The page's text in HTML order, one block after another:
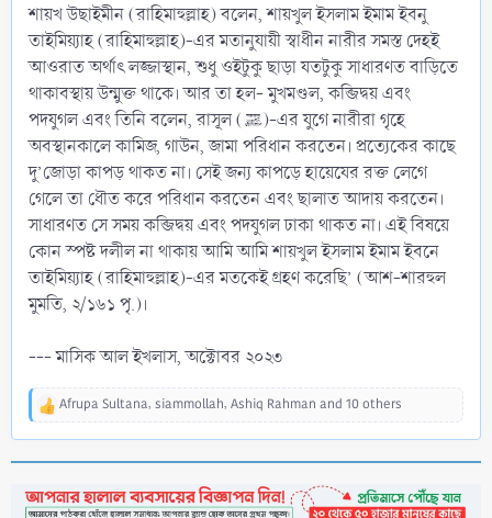
শায়খ উছাইমীন (রাহিমাহুল্লাহ) বলেন, শায়খুল ইসলাম ইমাম ইবনু
তাইমিয়্যাহ (রাহিমাহুল্লাহ)-এর মতানুযায়ী স্বাধীন নারীর সমস্ত দেহই
আওরাত অর্থাৎ লজ্জাস্থান, শুধু ওইটুকু ছাড়া যতটুকু সাধারণত বাড়িতে
থাকাবস্থায় উন্মুক্ত থাকে। আর তা হল- মুখমণ্ডল, কব্জিদ্বয় এবং
পদযুগল এবং তিনি বলেন, রাসূল (ﷺ)-এর যুগে নারীরা গৃহে
অবস্থানকালে কামিজ, গাউন, জামা পরিধান করতেন। প্রত্যেকের কাছে
দু’জোড়া কাপড় থাকত না। সেই জন্য কাপড়ে হায়েযের রক্ত লেগে
গেলে তা ধৌত করে পরিধান করতেন এবং ছালাত আদায় করতেন।
সাধারণত সে সময় কব্জিদ্বয় এবং পদযুগল ঢাকা থাকত না। এই বিষয়ে
কোন স্পষ্ট দলীল না থাকায় আমি আমি শায়খুল ইসলাম ইমাম ইবনে
তাইমিয়্যাহ (রাহিমাহুল্লাহ)-এর মতকেই গ্রহণ করেছি’ (আশ-শারহুল
মুমতি, ২/১৬১ পৃ.)।
--- মাসিক আল ইখলাস, অক্টোবর ২০২৩
R
t
i
Afrupa Sultana, siammollah, Ashiq Rahman and 10 others